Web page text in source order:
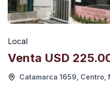
Local
Venta USD
Catamarca 1659, Centro,